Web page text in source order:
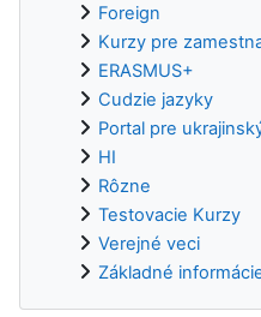
Foreign
Kurzy pre
ERASMUS+
Cudzie jazyky
Portal pre
HI
Rôzne
Testovacie Kurzy
Verejné veci
Základné